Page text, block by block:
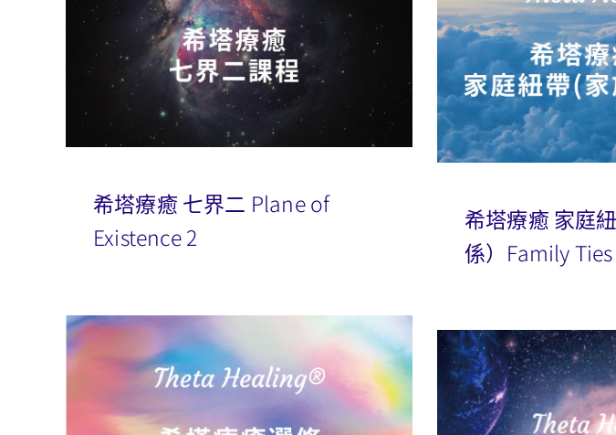
希塔療癒 七界二 Plane of
Existence 2
希塔療癒 家庭
係）Family Ties